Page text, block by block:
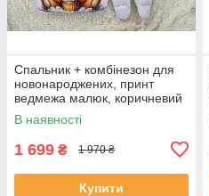
Спальник + комбінезон для
новонароджених, принт
ведмежа малюк, коричневий
В наявності
1 699 ₴ 1 970 ₴
Купити